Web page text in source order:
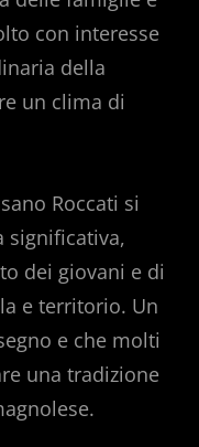
con interesse
della
un clima di
Roccati si
significativa,
dei giovani e di
e territorio. Un
e che molti
una tradizione